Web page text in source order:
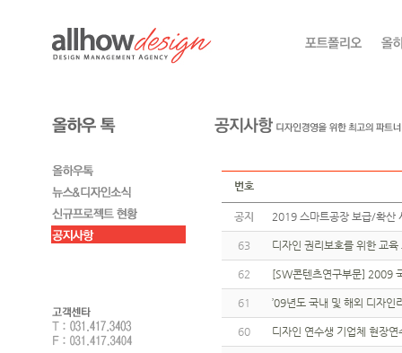
번호
공지 2019 스마트공장 보급/확
63 디자인 권리보호를 위한 교
62 [SW콘텐츠연구부문] 2009
61 ’09년도 국내 및 해외 디자인
60 디자인 연수생 기업체 현장